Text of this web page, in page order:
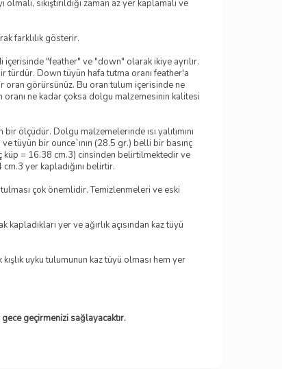
sıkıştırıldığı zaman az yer kaplamalı ve
farklılık gösterir.
"feather" ve "down" olarak ikiye ayrılır.
türdür. Down tüyün hafa tutma oranı feather'a
oran görürsünüz. Bu oran tulum içerisinde ne
ne kadar çoksa dolgu malzemesinin kalitesi
ölçüdür. Dolgu malzemelerinde ısı yalıtımını
tüyün bir ounce`ının (28.5 gr.) belli bir basınç
küp = 16.38 cm.3) cinsinden belirtilmektedir ve
yer kapladığını belirtir.
çok önemlidir. Temizlenmeleri ve eski
yer ve ağırlık açısından kaz tüyü
uyku tulumunun kaz tüyü olması hem yer
geçirmenizi sağlayacaktır.